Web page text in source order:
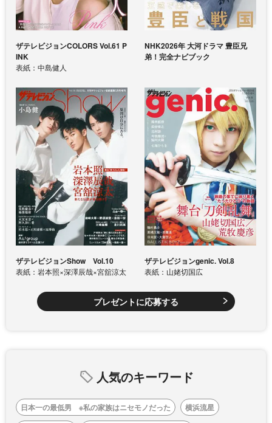
ザテレビジョンCOLORS Vol.61 P
INK
表紙：中島健人
NHK2026年 大河ドラマ 豊臣兄
弟！完全ナビブック
ザテレビジョンShow Vol.10
表紙：岩本照×深澤辰哉×宮舘涼太
ザテレビジョンgenic. Vol.8
表紙：山姥切国広
プレゼントに応募する
人気のキーワード
日本一の最低男 ※私の家族はニセモノだった
横浜流星